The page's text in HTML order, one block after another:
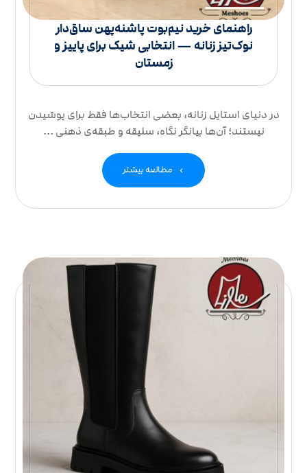
راهنمای خرید نیم‌بوت پاشنه‌پهن ساق‌دار
نوک‌تیز زنانه — انتخابی شیک برای پاییز و
زمستان
در دنیای استایل زنانه، بعضی انتخاب‌ها فقط برای پوشیدن
نیستند؛ آن‌ها بیانگر نگاه، سلیقه و طبقه‌ی ذهنی ...
مطالعه بیشتر